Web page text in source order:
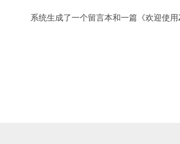
系统生成了一个留言本和一篇《欢迎使